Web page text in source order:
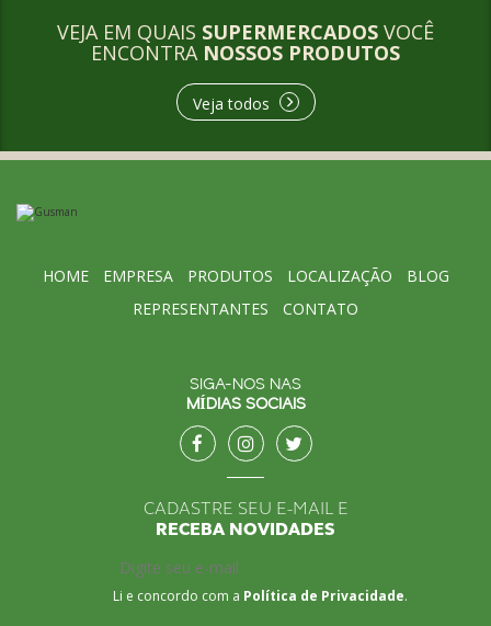
VEJA EM QUAIS SUPERMERCADOS VOCÊ
ENCONTRA NOSSOS PRODUTOS
Veja todos
HOME EMPRESA PRODUTOS LOCALIZAÇÃO
BLOG
REPRESENTANTES
CONTATO
SIGA-NOS NAS
MÍDIAS SOCIAIS
CADASTRE SEU E-MAIL E
RECEBA NOVIDADES
Li e concordo com a Política de Privacidade.